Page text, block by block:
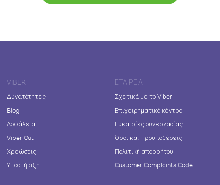
VIBER
Δυνατότητες
Blog
Ασφάλεια
Viber Out
Χρεώσεις
Υποστήριξη
ΕΤΑΙΡΕΊΑ
Σχετικά με το Viber
Επιχειρηματικό κέντρο
Ευκαιρίες συνεργασίας
Όροι και Προϋποθέσεις
Πολιτική απορρήτου
Customer Complaints Code